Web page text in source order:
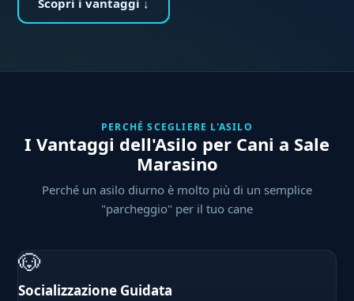
Scopri i vantaggi ↓
PERCHÉ SCEGLIERE L'ASILO
I Vantaggi dell'Asilo per Cani a Sale
Marasino
Perché un asilo diurno è molto più di un semplice
"parcheggio" per il tuo cane
🐶
Socializzazione Guidata